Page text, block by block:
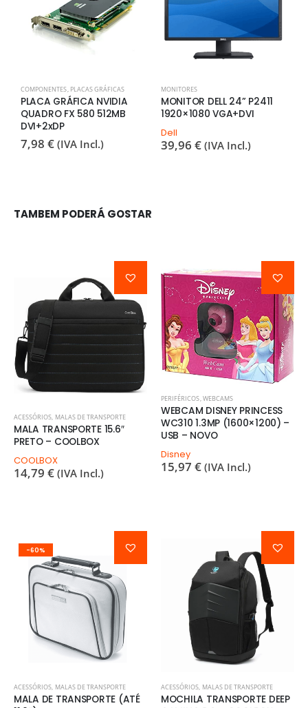
COMPONENTES, PLACAS GRÁFICAS
PLACA GRÁFICA NVIDIA
QUADRO FX 580 512MB
DVI+2xDP
7,98 € (IVA Incl.)
MONITORES
MONITOR DELL 24” P2411
1920×1080 VGA+DVI
Dell
39,96 € (IVA Incl.)
TAMBEM PODERÁ GOSTAR
ACESSÓRIOS, MALAS DE TRANSPORTE
MALA TRANSPORTE 15.6″
PRETO – COOLBOX
COOLBOX
14,79 € (IVA Incl.)
PERIFÉRICOS,WEBCAMS
WEBCAM DISNEY PRINCESS
WC310 1.3MP (1600×1200) –
USB – NOVO
Disney
15,97 € (IVA Incl.)
-60%
ACESSÓRIOS, MALAS DE TRANSPORTE
MALA DE TRANSPORTE (ATÉ
ACESSÓRIOS, MALAS DE TRANSPORTE
MOCHILA TRANSPORTE DEEP